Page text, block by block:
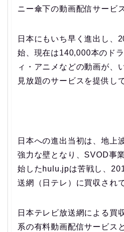
ニー傘下の動画配信サービ
日本にもいち早く進出し、
始、現在は140,000本のド
ィ・アニメなどの動画が、
見放題のサービスを提供し
日本への進出当初は、地上
強力な壁となり、SVOD事
始したhulu.jpは苦戦し、
送網（日テレ）に買収され
日本テレビ放送網による買
系の有料動画配信サービス